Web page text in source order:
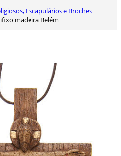
Escapulários e Broches
madeira Belém